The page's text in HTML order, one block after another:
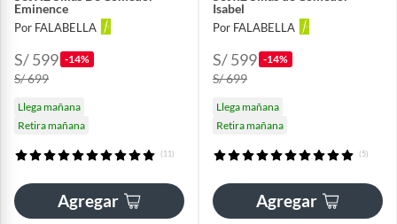
Eminence
Por FALABELLA
S/ 599 -14%
S/ 699
Llega mañana
Retira mañana
(11)
Agregar
Isabel
Por FALABELLA
S/ 599 -14%
S/ 699
Llega mañana
Retira mañana
(5)
Agregar